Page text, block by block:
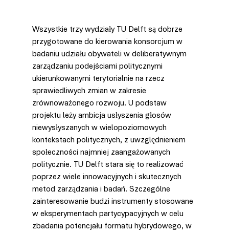
Wszystkie trzy wydziały TU Delft są dobrze
przygotowane do kierowania konsorcjum w
badaniu udziału obywateli w deliberatywnym
zarządzaniu podejściami politycznymi
ukierunkowanymi terytorialnie na rzecz
sprawiedliwych zmian w zakresie
zrównoważonego rozwoju. U podstaw
projektu leży ambicja usłyszenia głosów
niewysłyszanych w wielopoziomowych
kontekstach politycznych, z uwzględnieniem
społeczności najmniej zaangażowanych
politycznie. TU Delft stara się to realizować
poprzez wiele innowacyjnych i skutecznych
metod zarządzania i badań. Szczególne
zainteresowanie budzi instrumenty stosowane
w eksperymentach partycypacyjnych w celu
zbadania potencjału formatu hybrydowego, w